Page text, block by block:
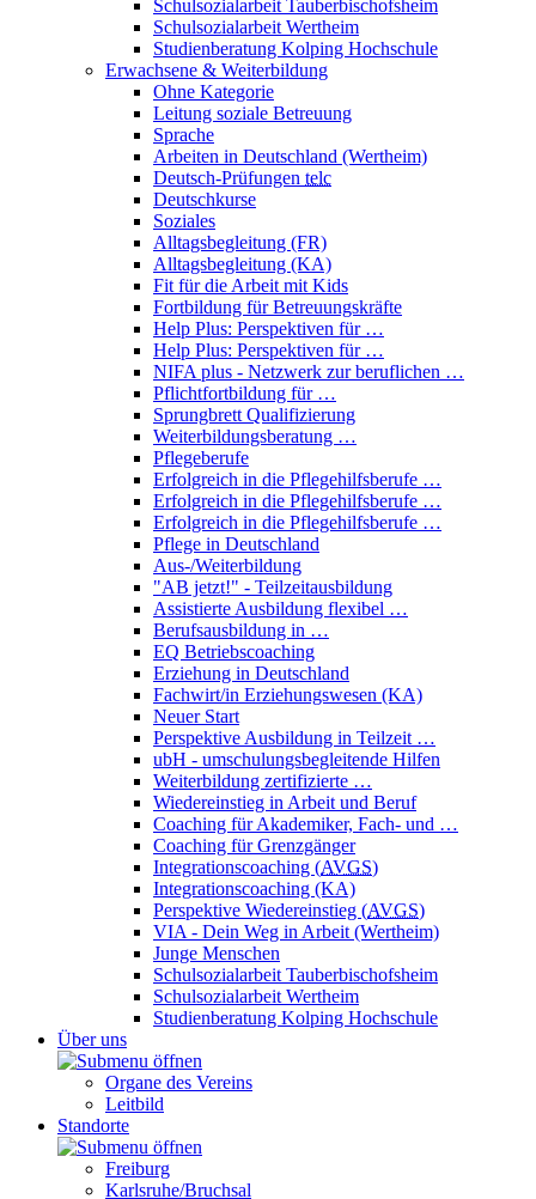
Schulsozialarbeit Tauberbischofsheim
Schulsozialarbeit Wertheim
Studienberatung Kolping Hochschule
Erwachsene & Weiterbildung
Ohne Kategorie
Leitung soziale Betreuung
Sprache
Arbeiten in Deutschland (Wertheim)
Deutsch-Prüfungen telc
Deutschkurse
Soziales
Alltagsbegleitung (FR)
Alltagsbegleitung (KA)
Fit für die Arbeit mit Kids
Fortbildung für Betreuungskräfte
Help Plus: Perspektiven für …
Help Plus: Perspektiven für …
NIFA plus - Netzwerk zur beruflichen …
Pflichtfortbildung für …
Sprungbrett Qualifizierung
Weiterbildungsberatung …
Pflegeberufe
Erfolgreich in die Pflegehilfsberufe …
Erfolgreich in die Pflegehilfsberufe …
Erfolgreich in die Pflegehilfsberufe …
Pflege in Deutschland
Aus-/Weiterbildung
"AB jetzt!" - Teilzeitausbildung
Assistierte Ausbildung flexibel …
Berufsausbildung in …
EQ Betriebscoaching
Erziehung in Deutschland
Fachwirt/in Erziehungswesen (KA)
Neuer Start
Perspektive Ausbildung in Teilzeit …
ubH - umschulungsbegleitende Hilfen
Weiterbildung zertifizierte …
Wiedereinstieg in Arbeit und Beruf
Coaching für Akademiker, Fach- und …
Coaching für Grenzgänger
Integrationscoaching (AVGS)
Integrationscoaching (KA)
Perspektive Wiedereinstieg (AVGS)
VIA - Dein Weg in Arbeit (Wertheim)
Junge Menschen
Schulsozialarbeit Tauberbischofsheim
Schulsozialarbeit Wertheim
Studienberatung Kolping Hochschule
Über uns
Organe des Vereins
Leitbild
Standorte
Freiburg
Karlsruhe/Bruchsal